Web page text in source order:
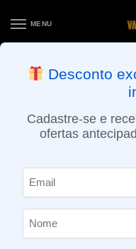
MENU
ENTREGA NO MESMO DIA
APROVADOS
Desconto
Cadastre-se e
ofertas